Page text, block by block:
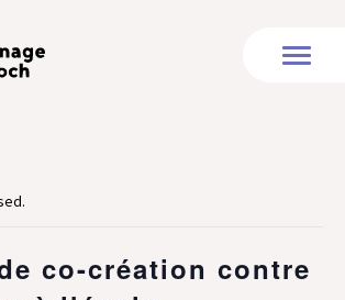
co-création contre